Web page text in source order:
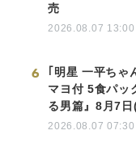
売
2026.08.07 13:00
6
｢明星 一平ち
マヨ付 5食パッ
る男篇』8月7
2026.08.07 07:30